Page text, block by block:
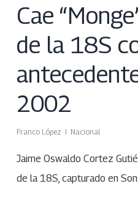
Cae
de la 18S
2002
Franco López Nacional
Jaime Oswaldo Cortez
de la 18S, capturado en